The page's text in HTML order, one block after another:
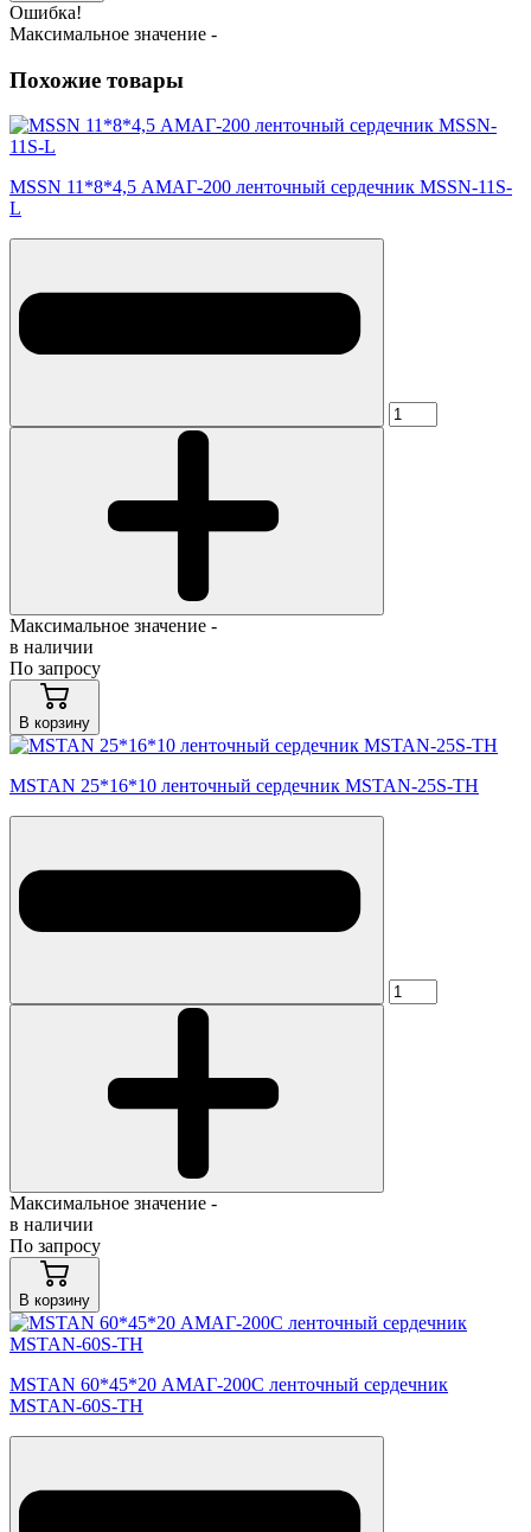
Ошибка!
Максимальное значение -
Похожие товары
MSSN 11*8*4,5 АМАГ-200 ленточный сердечник MSSN-11S-
L
Максимальное значение -
в наличии
По запросу
В корзину
MSTAN 25*16*10 ленточный сердечник MSTAN-25S-TH
Максимальное значение -
в наличии
По запросу
В корзину
MSTAN 60*45*20 АМАГ-200С ленточный сердечник
MSTAN-60S-TH